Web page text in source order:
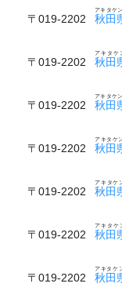
〒019-2202 秋田
アキタケ
〒019-2202 秋田
アキタケ
〒019-2202 秋田
アキタケ
〒019-2202 秋田
アキタケ
〒019-2202 秋田
アキタケ
〒019-2202 秋田
アキタケ
〒019-2202 秋田
アキタケ